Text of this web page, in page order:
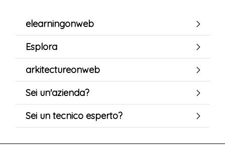
elearningonweb
Esplora
arkitectureonweb
Sei un'azienda?
Sei un tecnico esperto?